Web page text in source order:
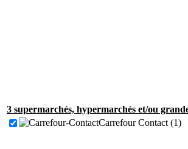
3 supermarchés, hypermarchés et/ou
Carrefour Contact (1)